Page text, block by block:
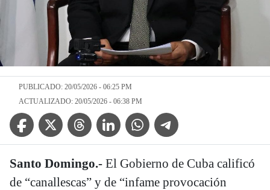
PUBLICADO: 20/05/2026 - 06:25 PM
ACTUALIZADO: 20/05/2026 - 06:38 PM
Facebook IconTwitter IconThreads IconLinkedin IconWhatsApp IconTelegram Icon
Santo Domingo.- El Gobierno de Cuba calificó
de “canallescas” y de “infame provocación